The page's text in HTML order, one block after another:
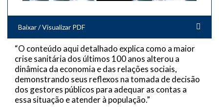
Baixar / Visualizar PDF
“O conteúdo aqui detalhado explica como a maior
crise sanitária dos últimos 100 anos alterou a
dinâmica da economia e das relações sociais,
demonstrando seus reflexos na tomada de decisão
dos gestores públicos para adequar as contas a
essa situação e atender à população.”